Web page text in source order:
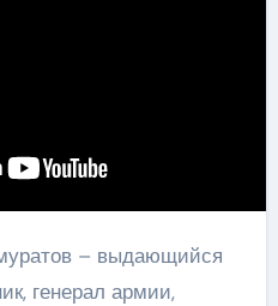
– выдающийся
генерал армии,